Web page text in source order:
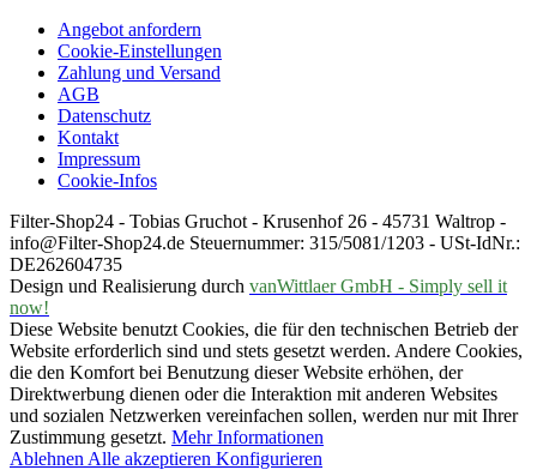
Angebot anfordern
Cookie-Einstellungen
Zahlung und Versand
AGB
Datenschutz
Kontakt
Impressum
Cookie-Infos
Filter-Shop24 - Tobias Gruchot - Krusenhof 26 - 45731 Waltrop -
info@Filter-Shop24.de Steuernummer: 315/5081/1203 - USt-IdNr.:
DE262604735
Design und Realisierung durch vanWittlaer GmbH - Simply sell it
now!
Diese Website benutzt Cookies, die für den technischen Betrieb der
Website erforderlich sind und stets gesetzt werden. Andere Cookies,
die den Komfort bei Benutzung dieser Website erhöhen, der
Direktwerbung dienen oder die Interaktion mit anderen Websites
und sozialen Netzwerken vereinfachen sollen, werden nur mit Ihrer
Zustimmung gesetzt. Mehr Informationen
Ablehnen Alle akzeptieren Konfigurieren